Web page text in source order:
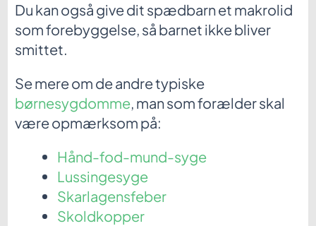
Du kan også give dit spædbarn et makrolid
som forebyggelse, så barnet ikke bliver
smittet.
Se mere om de andre typiske
børnesygdomme, man som forælder skal
være opmærksom på:
Hånd-fod-mund-syge
Lussingesyge
Skarlagensfeber
Skoldkopper